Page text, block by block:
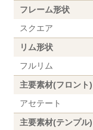
フレーム形状
スクエア
リム形状
フルリム
主要素材(フロント)
アセテート
主要素材(テンプル)